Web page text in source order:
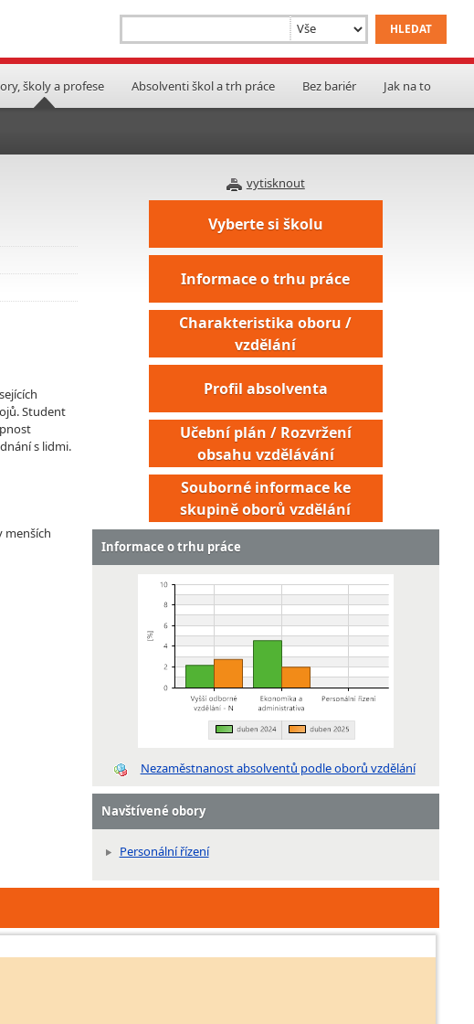
školy a profese Absolventi škol a trh práce Bez bariér Jak na to
vytisknout
Student
s lidmi.
menších
Vyberte si školu
Informace o trhu práce
Charakteristika oboru /
vzdělání
Profil absolventa
Učební plán / Rozvržení
obsahu vzdělávání
Souborné informace ke
skupině oborů vzdělání
Informace o trhu práce
Nezaměstnanost absolventů podle oborů vzdělání
Navštívené obory
Personální řízení